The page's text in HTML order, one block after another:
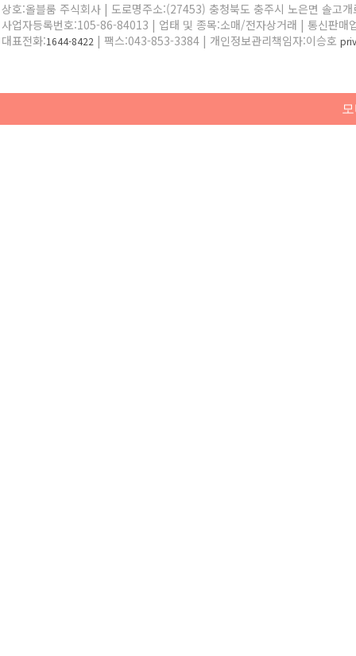
상호:올블룸 주식회사 | 도로명주소:(27453) 충청북도 충주시 노은면 솔고
사업자등록번호:105-86-84013 | 업태 및 종목:소매/전자상거래 | 통신판매
대표전화:1644-8422 | 팩스:043-853-3384 | 개인정보관리책임자:이승호